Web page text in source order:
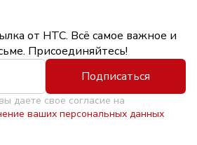
от НТС. Всё самое важное и
Присоединяйтесь!
Подписаться
даете свое согласие на
ваших персональных данных